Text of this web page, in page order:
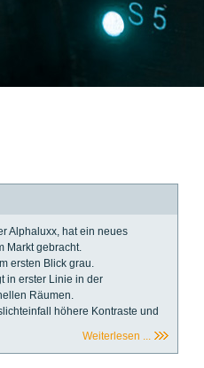
Alphaluxx, hat ein neues
Markt gebracht.
ersten Blick grau.
in erster Linie in der
Räumen.
höhere Kontraste und
Weiterlesen ...